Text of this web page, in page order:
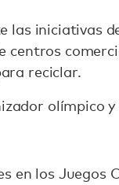
iniciativas
centros
reciclar.
olímpico
en los Juegos